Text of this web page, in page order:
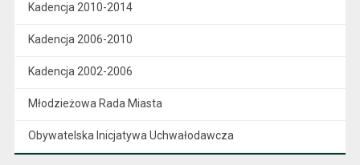
Kadencja 2010-2014
Kadencja 2006-2010
Kadencja 2002-2006
Młodzieżowa Rada Miasta
Obywatelska Inicjatywa Uchwałodawcza